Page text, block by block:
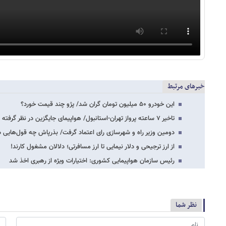
خبرهای مرتبط
این خودرو ۵۰ میلیون تومان گران شد/ پژو چند قیمت خورد؟
تاخیر ۷ ساعته پرواز تهران-استانبول/ هواپیمای جایگزین در نظر گرفته شد
دومین وزیر راه و شهرسازی رای اعتماد گرفت/ بذرپاش چه قول‌هایی
از ارز ترجیحی و دلار نیمایی تا ارز مسافرتی؛ دلالان مشغول کارند!
رئیس سازمان هواپیمایی کشوری: اختیارات ویژه از رهبری اخذ شد
نظر شما